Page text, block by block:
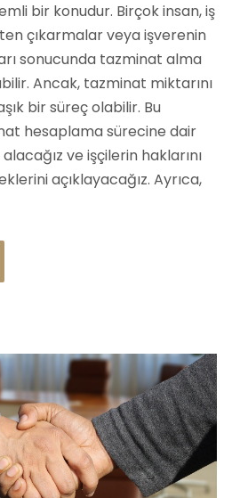
bir konudur. Birçok insan, iş
çıkarmalar veya işverenin
sonucunda tazminat alma
Ancak, tazminat miktarını
bir süreç olabilir. Bu
hesaplama sürecine dair
ve işçilerin haklarını
açıklayacağız. Ayrıca,